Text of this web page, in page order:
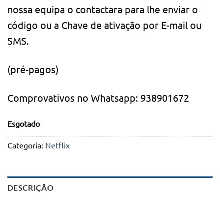
nossa equipa o contactara para lhe enviar o
código ou a Chave de ativação por E-mail ou
SMS.
(pré-pagos)
Comprovativos no Whatsapp: 938901672
Esgotado
Categoria: Netflix
DESCRIÇÃO